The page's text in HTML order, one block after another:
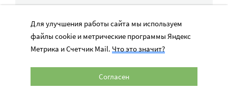
11 авг. 2026
ВСЕ СОБЫТИЯ
Для улучшения работы сайта мы используем
файлы cookie и метрические программы Яндекс
Метрика и Счетчик Mail. Что это значит?
Согласен